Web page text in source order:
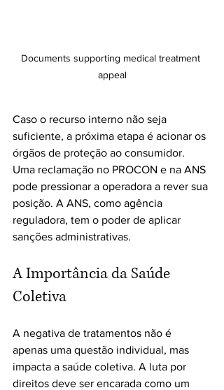
Documents supporting medical treatment
appeal
Caso o recurso interno não seja
suficiente, a próxima etapa é acionar os
órgãos de proteção ao consumidor.
Uma reclamação no PROCON e na ANS
pode pressionar a operadora a rever sua
posição. A ANS, como agência
reguladora, tem o poder de aplicar
sanções administrativas.
A Importância da Saúde
Coletiva
A negativa de tratamentos não é
apenas uma questão individual, mas
impacta a saúde coletiva. A luta por
direitos deve ser encarada como um